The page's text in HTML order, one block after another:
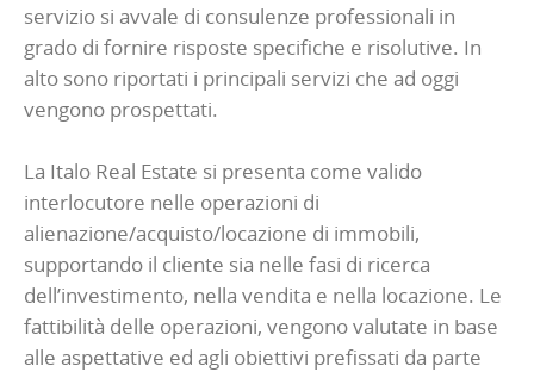
servizio si avvale di consulenze professionali in
grado di fornire risposte specifiche e risolutive. In
alto sono riportati i principali servizi che ad oggi
vengono prospettati.
La Italo Real Estate si presenta come valido
interlocutore nelle operazioni di
alienazione/acquisto/locazione di immobili,
supportando il cliente sia nelle fasi di ricerca
dell’investimento, nella vendita e nella locazione. Le
fattibilità delle operazioni, vengono valutate in base
alle aspettative ed agli obiettivi prefissati da parte